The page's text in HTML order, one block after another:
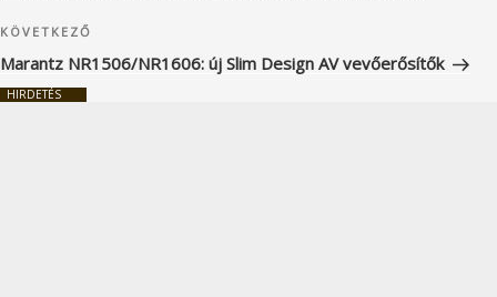
Következő
bejegyzés
KÖVETKEZŐ
Marantz NR1506/NR1606: új Slim Design AV vevőerősítők
HIRDETÉS